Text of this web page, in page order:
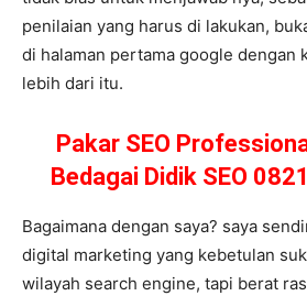
penilaian yang harus di lakukan,
di halaman pertama google dengan
lebih dari itu.
Pakar SEO
Bedagai Didik SEO
Bagaimana dengan saya? saya
digital marketing yang kebetulan
wilayah search engine, tapi berat